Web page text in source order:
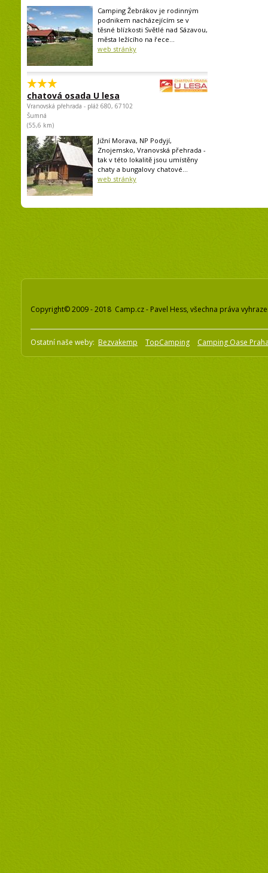
Camping Žebrákov je rodinným
podnikem nacházejícím se v
těsné blízkosti Světlé nad Sázavou,
města ležícího na řece...
web stránky
chatová osada U lesa
Vranovská přehrada - pláž 680, 67102
Šumná
(55,6 km)
Jižní Morava, NP Podyjí,
Znojemsko, Vranovská přehrada -
tak v této lokalitě jsou umístěny
chaty a bungalovy chatové...
web stránky
Copyright© 2009 - 2018 Camp.cz - Pavel Hess, všechna práva
Ostatní naše weby: Bezvakemp TopCamping Camping Oase